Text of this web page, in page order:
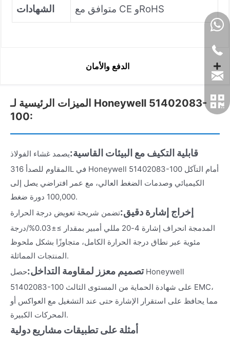
الشهادات متوافق مع CE وRoHS
الدفع والأمان
الميزات الرئيسية لـ Honeywell 51402083-
100:
قابلية التكيف مع البيئات القاسية:يصمد غشاء الفولاذ
المقاوم للصدأ 316L في Honeywell 51402083-100 أمام التآكل
الكيميائي وصدمات الضغط العالي، مع عمر افتراضي يصل إلى
100,000 دورة ضغط.
إخراج إشارة دقيق:تضمن شريحة تعويض درجة الحرارة
المدمجة انحراف إشارة 4-20 مللي أمبير بمقدار ≥±0.03%/درجة
مئوية عبر نطاق درجة الحرارة الكامل، متجاوزًا بشكل ملحوظ
المنتجات المماثلة.
تصميم معزز لمقاومة التداخل:حصل Honeywell
51402083-100 على شهادة الحماية من المستوى الثالث EMC،
مما يحافظ على استقرار الإشارة حتى عند التشغيل مع العواكس أو
المحركات الكبيرة.
أمثلة على تطبيقات مشاريع دولية